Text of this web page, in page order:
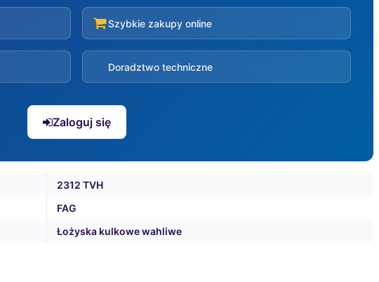
Szybkie zakupy online
Doradztwo techniczne
Zaloguj się
2312 TVH
FAG
Łożyska kulkowe wahliwe